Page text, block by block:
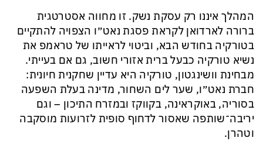
המהלך איננו רק עסקת נשק. זו מחווה אסטרטגית
ברורה לארדואן לקראת פסגת נאט״ו הצפויה להתקיים
בטורקיה בחודש הבא, וביטוי לראייתו של טראמפ את
נשיא טורקיה כבעל ברית אזורי חשוב, גם אם בעייתי.
מבחינת וושינגטון, טורקיה היא עדיין שחקנית חיונית:
חברת נאט״ו, שער לים השחור, מדינה בעלת השפעה
בסוריה, באוקראינה, בקווקז ובמזרח התיכון – וגם
יריבה־שותפה שאסור לדחוף סופית לזרועות מוסקבה
וטהרן.